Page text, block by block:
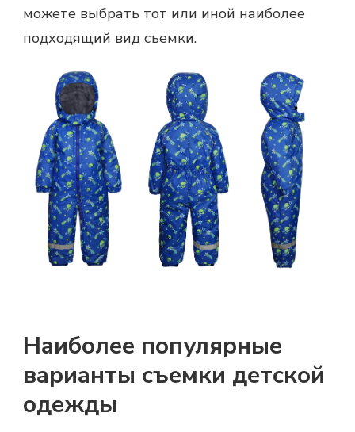
можете выбрать тот или иной наиболее
подходящий вид съемки.
Наиболее популярные
варианты съемки детской
одежды